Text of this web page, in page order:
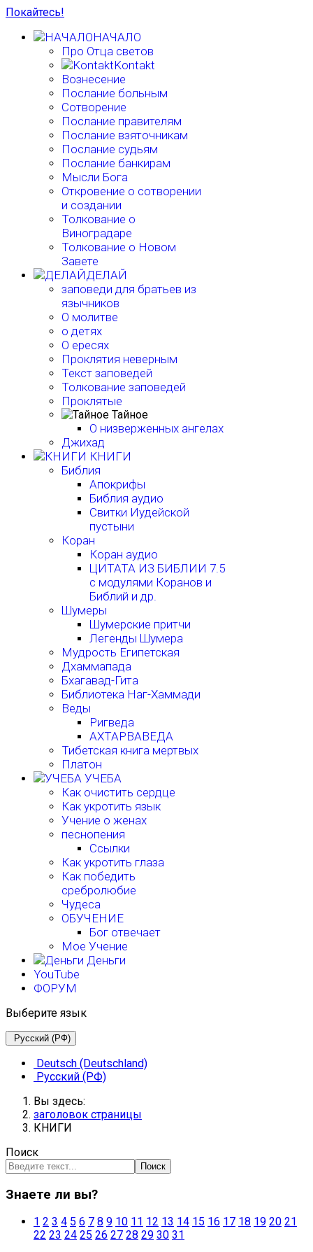
Покайтесь!
НАЧАЛО
Про Отца светов
Kontakt
Вознесение
Послание больным
Сотворение
Послание правителям
Послание взяточникам
Послание судьям
Послание банкирам
Мысли Бога
Откровение о сотворении
и создании
Толкование о
Виноградаре
Толкование о Новом
Завете
ДЕЛАЙ
заповеди для братьев из
язычников
О молитве
о детях
О ересях
Проклятия неверным
Текст заповедей
Толкование заповедей
Проклятые
Тайное
О низверженных ангелах
Джихад
КНИГИ
Библия
Апокрифы
Библия аудио
Свитки Иудейской
пустыни
Коран
Коран аудио
ЦИТАТА ИЗ БИБЛИИ 7.5
с модулями Коранов и
Библий и др.
Шумеры
Шумерские притчи
Легенды Шумера
Мудрость Египетская
Дхаммапада
Бхагавад-Гита
Библиотека Наг-Хаммади
Веды
Ригведа
АХТАРВАВЕДА
Тибетская книга мертвых
Платон
УЧЕБА
Как очистить сердце
Как укротить язык
Учение о женах
песнопения
Ссылки
Как укротить глаза
Как победить
сребролюбие
Чудеса
ОБУЧЕНИЕ
Бог отвечает
Мое Учение
Деньги
YouTube
ФОРУМ
Выберите язык
Русский (РФ)
Deutsch (Deutschland)
Русский (РФ)
Вы здесь:
заголовок страницы
КНИГИ
Поиск
Поиск
Знаете ли вы?
1 2 3 4 5 6 7 8 9 10 11 12 13 14 15 16 17 18 19 20 21
22 23 24 25 26 27 28 29 30 31